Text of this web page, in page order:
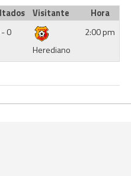
Visitante
Hora
0
Herediano
2:00 pm